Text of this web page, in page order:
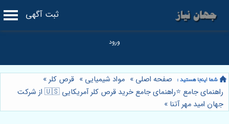
ثبت آگهی
صفحه اصلی » مواد شیمیایی » قرص کلر»
راهنمای جامع ⭐️راهنمای جامع خرید قرص کلر آمریکایی 🇺🇸 از شرکت
جهان امید مهر آتنا »